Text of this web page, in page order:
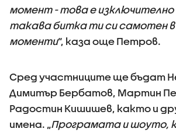
момент - това е изключително
такава битка ти си самотен в
моменти“, каза още Петров.
Сред участниците ще бъдат
Димитър Бербатов, Мартин
Радостин Кишишев, както и
имена. „Програмата и шоуто,